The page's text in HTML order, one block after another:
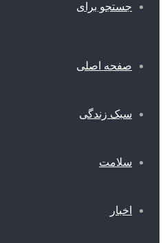
جستجو برای
صفحه اصلی
سبک زندگی
سلامت
اخبار